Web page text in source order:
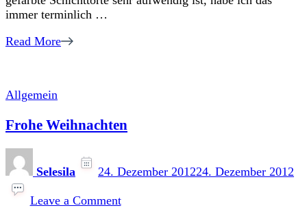
immer terminlich …
Read More
Allgemein
Frohe Weihnachten
Selesila 24. Dezember 201224. Dezember 2012
Leave a CommentFrohe